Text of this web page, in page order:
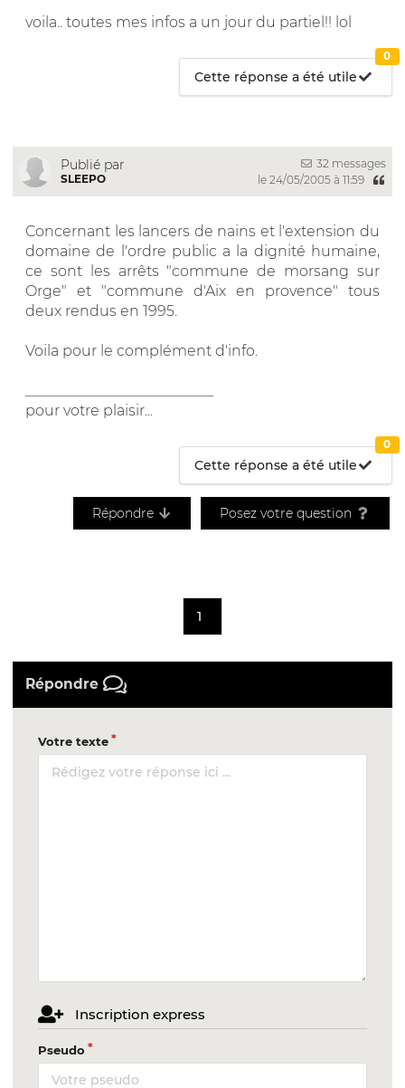
voila.. toutes mes infos a un jour du partiel!! lol
Cette réponse a été utile
0
Publié par
SLEEPO
32 messages
le 24/05/2005 à 11:59
Concernant les lancers de nains et l'extension du
domaine de l'ordre public a la dignité humaine,
ce sont les arrêts "commune de morsang sur
Orge" et "commune d'Aix en provence" tous
deux rendus en 1995.
Voila pour le complément d'info.
pour votre plaisir...
Cette réponse a été utile
0
Répondre Posez votre question
1
Répondre
Votre texte
Inscription express
Pseudo